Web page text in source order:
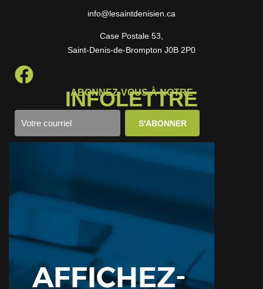
info@lesaintdenisien.ca
Case Postale 53,
Saint-Denis-de-Brompton J0B 2P0
ABONNEZ-VOUS À NOTRE
INFOLETTRE